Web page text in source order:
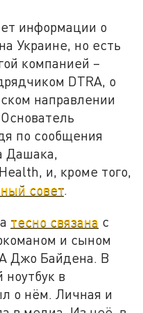
информации о
Украине, но есть
компанией –
DTRA, о
направлении
по сообщения
Дашака,
и, кроме того,
совет.
тесно связана с
и сыном
Джо Байдена. В
ноутбук в
о нём. Личная и